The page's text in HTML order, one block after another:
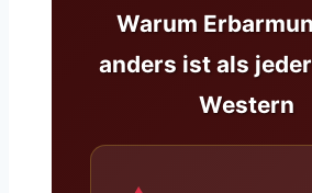
Warum
anders ist als
Western